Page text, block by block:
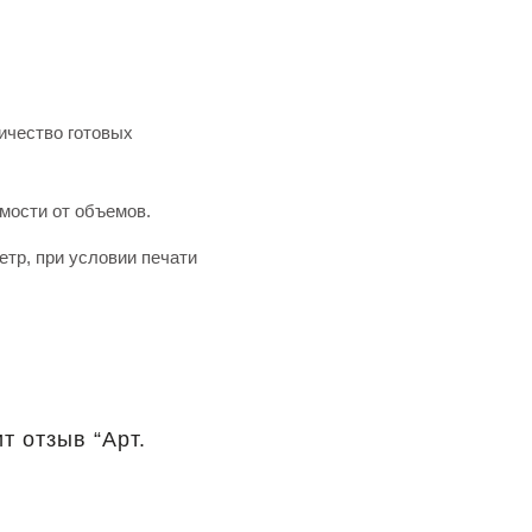
готовых
от объемов.
при условии печати
отзыв “Арт.